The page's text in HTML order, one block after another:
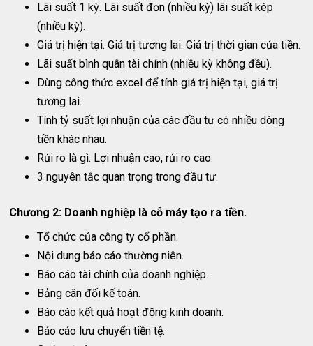
Lãi suất 1 kỳ. Lãi suất đơn (nhiều kỳ) lãi suất kép
(nhiều kỳ).
Giá trị hiện tại. Giá trị tương lai. Giá trị thời gian của tiền.
Lãi suất bình quân tài chính (nhiều kỳ không đều).
Dùng công thức excel để tính giá trị hiện tại, giá trị
tương lai.
Tính tỷ suất lợi nhuận của các đầu tư có nhiều dòng
tiền khác nhau.
Rủi ro là gì. Lợi nhuận cao, rủi ro cao.
3 nguyên tắc quan trọng trong đầu tư.
Chương 2: Doanh nghiệp là cỗ máy tạo ra tiền.
Tổ chức của công ty cổ phần.
Nội dung báo cáo thường niên.
Báo cáo tài chính của doanh nghiệp.
Bảng cân đối kế toán.
Báo cáo kết quả hoạt động kinh doanh.
Báo cáo lưu chuyển tiền tệ.